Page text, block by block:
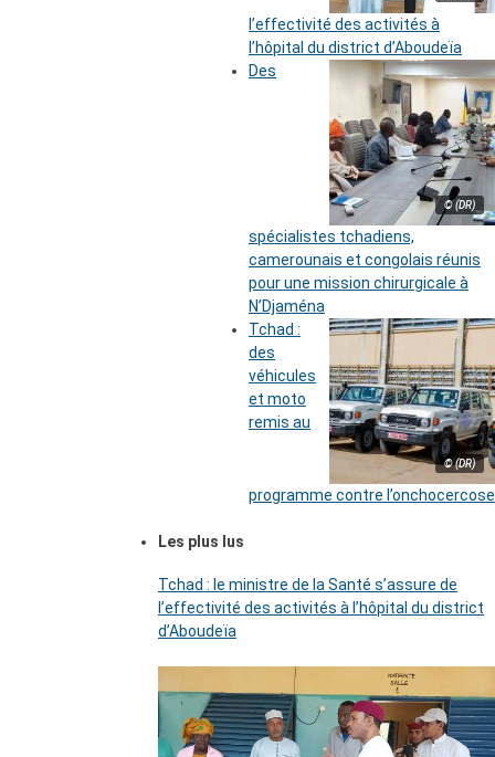
l’effectivité des activités à
l’hôpital du district d’Aboudeïa
© (DR)
Des
spécialistes tchadiens,
camerounais et congolais réunis
pour une mission chirurgicale à
N’Djaména
© (DR)
Tchad :
des
véhicules
et moto
remis au
programme contre l’onchocercose
Les plus lus
Tchad : le ministre de la Santé s’assure de
l’effectivité des activités à l’hôpital du district
d’Aboudeïa